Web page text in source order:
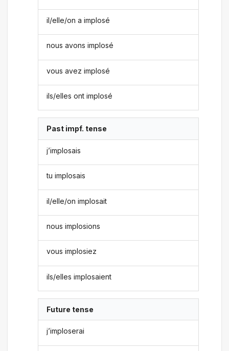
il/elle/on a implosé
nous avons implosé
vous avez implosé
ils/elles ont implosé
Past impf. tense
j’implosais
tu implosais
il/elle/on implosait
nous implosions
vous implosiez
ils/elles implosaient
Future tense
j’imploserai